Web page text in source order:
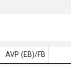
AVP (EB)/FB